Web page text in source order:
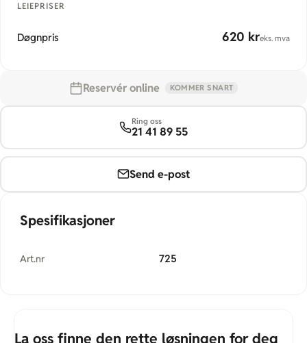
LEIEPRISER
Døgnpris 620 kreks. mva
Reservér online KOMMER SNART
Ring oss
21 41 89 55
Send e-post
Spesifikasjoner
Art.nr 725
La oss finne den rette løsningen for deg